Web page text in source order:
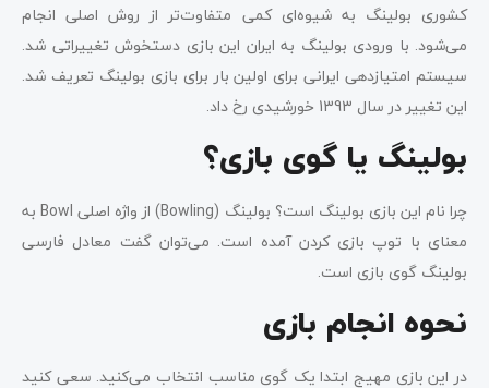
کشوری بولینگ به شیوه‌ای کمی متفاوت‌تر از روش اصلی انجام
می‌شود. با ورودی بولینگ به ایران این بازی دستخوش تغییراتی شد.
سیستم امتیازدهی ایرانی برای اولین بار برای بازی بولینگ تعریف شد.
این تغییر در سال 1393 خورشیدی رخ داد.
بولینگ یا گوی بازی؟
چرا نام این بازی بولینگ است؟ بولینگ (Bowling) از واژه اصلی Bowl به
معنای با توپ بازی کردن آمده است. می‌توان گفت معادل فارسی
بولینگ گوی بازی است.
نحوه انجام بازی
در این بازی مهیج ابتدا یک گوی مناسب انتخاب می‌کنید. سعی کنید